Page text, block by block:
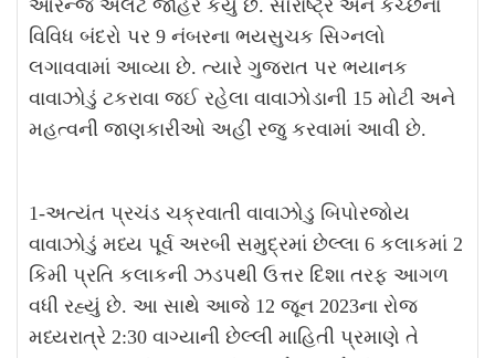
ઓરેન્જ એલર્ટ જાહેર કર્યું છે. સૌરાષ્ટ્ર અને કચ્છના
વિવિધ બંદરો પર 9 નંબરના ભયસુચક સિગ્નલો
લગાવવામાં આવ્યા છે. ત્યારે ગુજરાત પર ભયાનક
વાવાઝોડું ટકરાવા જઈ રહેલા વાવાઝોડાની 15 મોટી અને
મહત્વની જાણકારીઓ અહીં રજુ કરવામાં આવી છે.
1-અત્યંત પ્રચંડ ચક્રવાતી વાવાઝોડુ બિપોરજોય
વાવાઝોડું મધ્ય પૂર્વ અરબી સમુદ્રમાં છેલ્લા 6 કલાકમાં 2
કિમી પ્રતિ કલાકની ઝડપથી ઉત્તર દિશા તરફ આગળ
વધી રહ્યું છે. આ સાથે આજે 12 જૂન 2023ના રોજ
મધ્યરાત્રે 2:30 વાગ્યાની છેલ્લી માહિતી પ્રમાણે તે